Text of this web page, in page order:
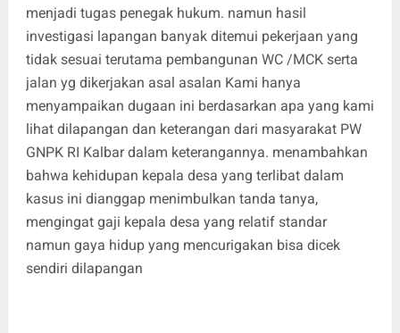
menjadi tugas penegak hukum. namun hasil
investigasi lapangan banyak ditemui pekerjaan yang
tidak sesuai terutama pembangunan WC /MCK serta
jalan yg dikerjakan asal asalan Kami hanya
menyampaikan dugaan ini berdasarkan apa yang kami
lihat dilapangan dan keterangan dari masyarakat PW
GNPK RI Kalbar dalam keterangannya. menambahkan
bahwa kehidupan kepala desa yang terlibat dalam
kasus ini dianggap menimbulkan tanda tanya,
mengingat gaji kepala desa yang relatif standar
namun gaya hidup yang mencurigakan bisa dicek
sendiri dilapangan